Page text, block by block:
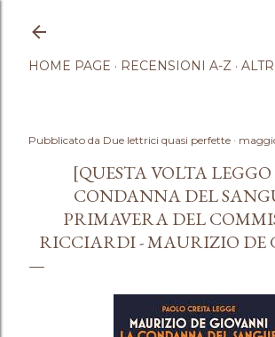
HOME PAGE RECENSIONI A-Z
Pubblicato da Due lettrici quasi perfette
[QUESTA VOLTA
CONDANNA DEL
PRIMAVERA DEL
RICCIARDI - MAURIZIO DE